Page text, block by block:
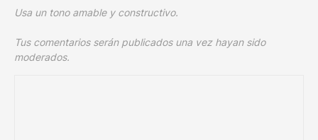
Usa un tono amable y constructivo.
Tus comentarios serán publicados una vez hayan sido
moderados.